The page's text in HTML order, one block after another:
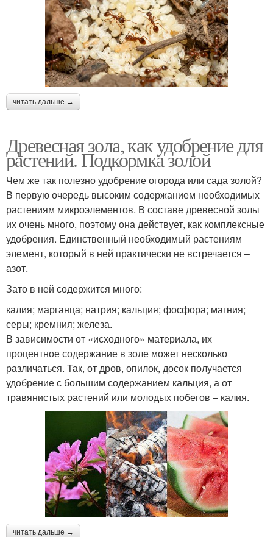
читать дальше →
Древесная зола, как удобрение для
растений. Подкормка золой
Чем же так полезно удобрение огорода или сада золой?
В первую очередь высоким содержанием необходимых
растениям микроэлементов. В составе древесной золы
их очень много, поэтому она действует, как комплексные
удобрения. Единственный необходимый растениям
элемент, который в ней практически не встречается –
азот.
Зато в ней содержится много:
калия; марганца; натрия; кальция; фосфора; магния;
серы; кремния; железа.
В зависимости от «исходного» материала, их
процентное содержание в золе может несколько
различаться. Так, от дров, опилок, досок получается
удобрение с большим содержанием кальция, а от
травянистых растений или молодых побегов – калия.
читать дальше →